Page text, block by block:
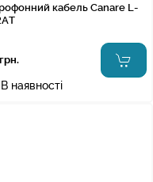
кабель Canare L-
грн.
В наявності